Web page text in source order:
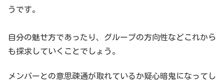
うです。
自分の魅せ方であったり、グループの方向性などこれから
も探求していくことでしょう。
メンバーとの意思疎通が取れているか疑心暗鬼になってし